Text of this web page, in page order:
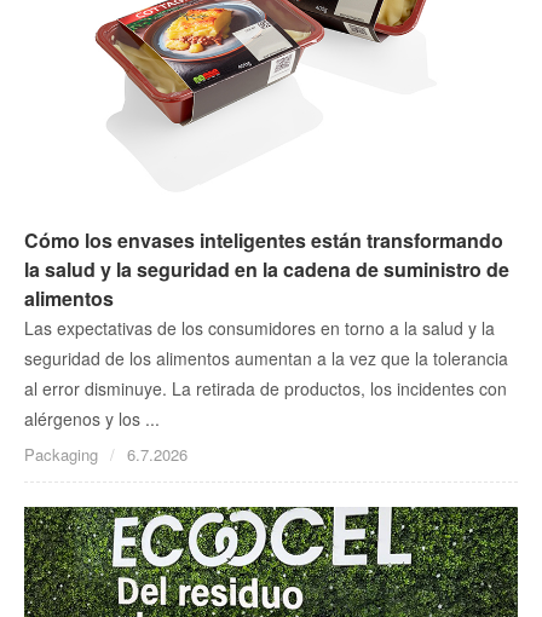
Cómo los envases inteligentes están transformando
la salud y la seguridad en la cadena de suministro de
alimentos
Las expectativas de los consumidores en torno a la salud y la
seguridad de los alimentos aumentan a la vez que la tolerancia
al error disminuye. La retirada de productos, los incidentes con
alérgenos y los ...
Packaging 6.7.2026